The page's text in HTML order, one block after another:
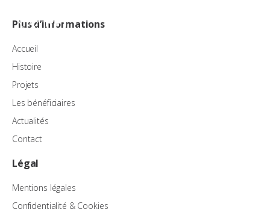
Plus d’informations
Accueil
Histoire
Projets
Les bénéficiaires
Actualités
Contact
Légal
Mentions légales
Confidentialité & Cookies